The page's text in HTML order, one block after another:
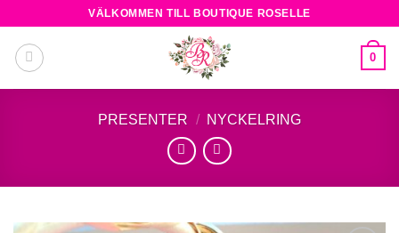
content
VÄLKOMMEN TILL BOUTIQUE ROSELLE
0
PRESENTER / NYCKELRING